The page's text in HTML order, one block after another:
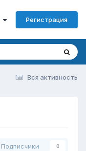
Регистрация
Вся активность
Подписчики 0